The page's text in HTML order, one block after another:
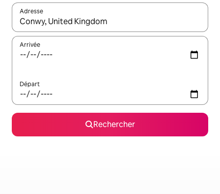
Adresse
Lorsque les résultats s'affichent, utilisez les flèches vers le
Arrivée
Départ
Rechercher